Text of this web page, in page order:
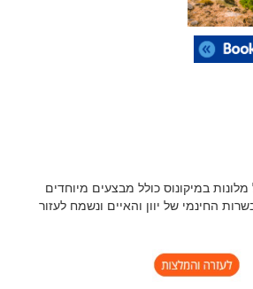
במיקונוס כולל מבצעים מיוחדים
החינמי של יוון והאיים ונשמח לעזור